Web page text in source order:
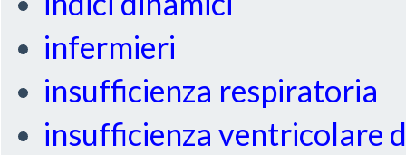
infermieri
insufficienza respiratoria
insufficienza ventricolare